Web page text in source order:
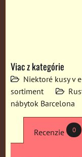
Viac z kategórie
Niektoré kusy v
sortiment
nábytok Barcelona
Recenzie 0